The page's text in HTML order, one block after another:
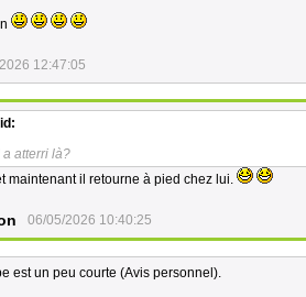
12:47:05
atterri là?
maintenant il retourne à pied chez lui.
06/05/2026 10:40:25
est un peu courte (Avis personnel).